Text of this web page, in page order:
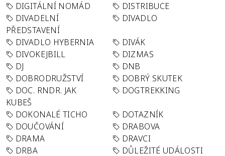
DIGITÁLNÍ NOMÁD
DISTRIBUCE
DIVADELNÍ
PŘEDSTAVENÍ
DIVADLO
DIVADLO HYBERNIA
DIVÁK
DIVOKEJBILL
DIZMAS
DJ
DNB
DOBRODRUŽSTVÍ
DOBRÝ SKUTEK
DOC. RNDR. JAK
KUBEŠ
DOGTREKKING
DOKONALÉ TICHO
DOTAZNÍK
DOUČOVÁNÍ
DRABOVA
DRAMA
DRAVCI
DRBA
DŮLEŽITÉ UDÁLOSTI